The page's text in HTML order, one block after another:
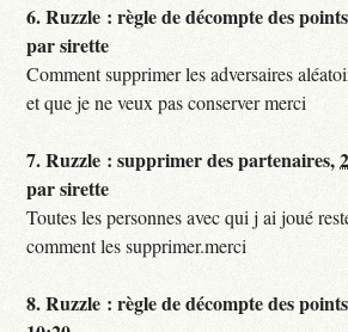
6.Ruzzle : règle de décompte des
parsirette
Comment supprimer les adversaires
et que je ne veux pas conserver merci
7.Ruzzle : supprimer des partenaires,
parsirette
Toutes les personnes avec qui j ai joué
comment les supprimer.merci
8.Ruzzle : règle de décompte des